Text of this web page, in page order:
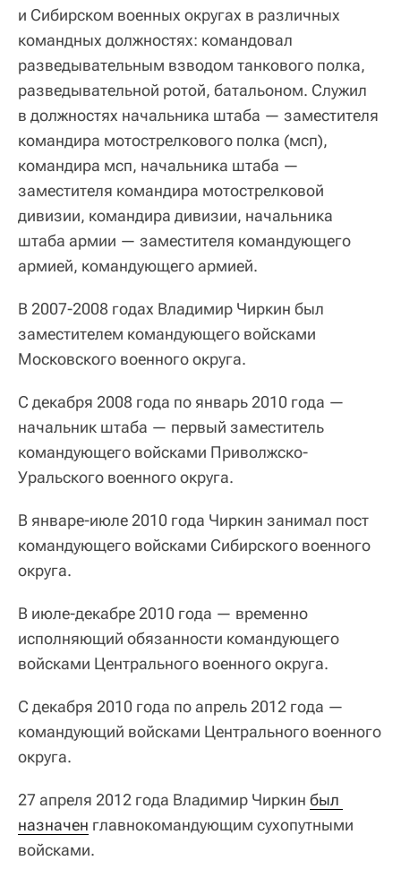
и Сибирском военных округах в различных
командных должностях: командовал
разведывательным взводом танкового полка,
разведывательной ротой, батальоном. Служил
в должностях начальника штаба — заместителя
командира мотострелкового полка (мсп),
командира мсп, начальника штаба —
заместителя командира мотострелковой
дивизии, командира дивизии, начальника
штаба армии — заместителя командующего
армией, командующего армией.
В 2007-2008 годах Владимир Чиркин был
заместителем командующего войсками
Московского военного округа.
С декабря 2008 года по январь 2010 года —
начальник штаба — первый заместитель
командующего войсками Приволжско-
Уральского военного округа.
В январе-июле 2010 года Чиркин занимал пост
командующего войсками Сибирского военного
округа.
В июле-декабре 2010 года — временно
исполняющий обязанности командующего
войсками Центрального военного округа.
С декабря 2010 года по апрель 2012 года —
командующий войсками Центрального военного
округа.
27 апреля 2012 года Владимир Чиркин был
назначен главнокомандующим сухопутными
войсками.